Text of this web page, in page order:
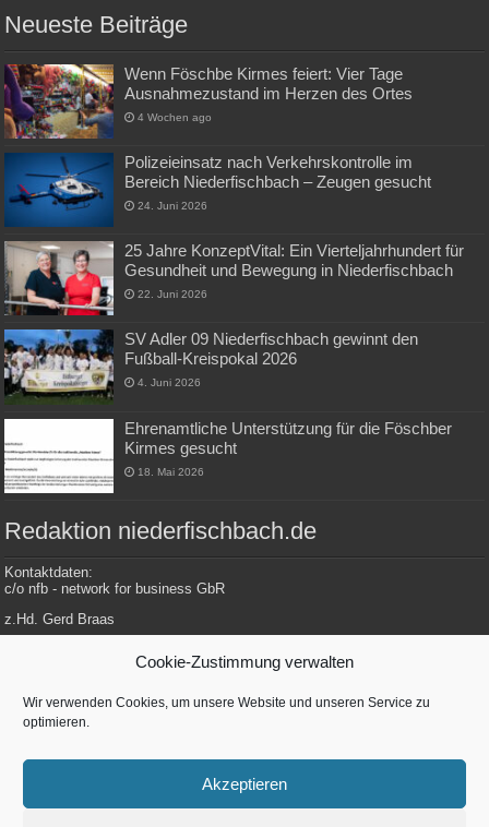
Cookie-Zustimmung verwalten
Wir verwenden Cookies, um unsere Website und unseren Service zu
optimieren.
Akzeptieren
Neueste Beiträge
Wenn Föschbe Kirmes feiert: Vier Tage
Ausnahmezustand im Herzen des Ortes
4 Wochen ago
Polizeieinsatz nach Verkehrskontrolle im
Bereich Niederfischbach – Zeugen gesucht
24. Juni 2026
25 Jahre KonzeptVital: Ein Vierteljahrhundert für
Gesundheit und Bewegung in Niederfischbach
22. Juni 2026
SV Adler 09 Niederfischbach gewinnt den
Fußball-Kreispokal 2026
4. Juni 2026
Ehrenamtliche Unterstützung für die Föschber
Kirmes gesucht
18. Mai 2026
Redaktion niederfischbach.de
Kontaktdaten:
c/o nfb - network for business GbR
z.Hd. Gerd Braas
Tel.: 0 27 34 / 479 112